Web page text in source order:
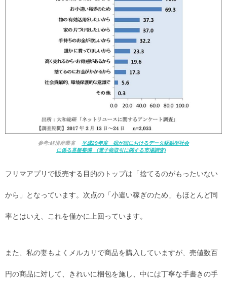
参考:経済産業省
平成29年度 我が国におけるデータ駆動型社会
に係る基盤整備 (電子商取引に関する市場調査)
フリマアプリで販売する目的のトップは「捨てるのがもったいない
から」となっています。次点の「小遣い稼ぎのため」もほとんど同
率とはいえ、これを僅かに上回っています。
また、私の妻もよくメルカリで商品を購入していますが、売値数百
円の商品に対して、きれいに梱包を施し、中には丁寧な手書きの手